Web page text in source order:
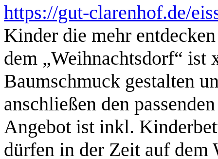
https://gut-clarenhof.de/
Kinder die mehr
dem „Weihnachtsdorf“
Baumschmuck gestalten
anschließen den
Angebot ist inkl.
dürfen in der Zeit auf dem